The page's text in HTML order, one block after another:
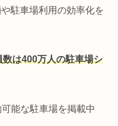
駐車場利用の効率化を
は400万人の駐車場シ
能な駐車場を掲載中